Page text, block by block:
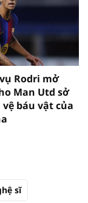
Rodri mở
Man Utd sở
báu vật của
sĩ